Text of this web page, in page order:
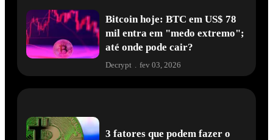
Bitcoin hoje: BTC em US$ 78
mil entra em "medo extremo";
até onde pode cair?
Decrypt . fev 03, 2026
3 fatores que podem fazer o